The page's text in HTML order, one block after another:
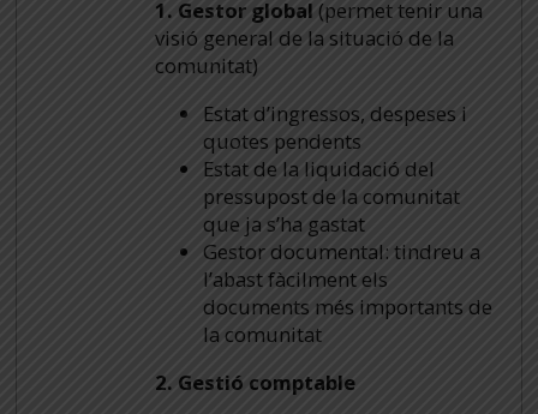
1. Gestor global (permet tenir una
visió general de la situació de la
comunitat)
Estat d’ingressos, despeses i
quotes pendents
Estat de la liquidació del
pressupost de la comunitat
que ja s’ha gastat
Gestor documental: tindreu a
l’abast fàcilment els
documents més importants de
la comunitat
2. Gestió comptable